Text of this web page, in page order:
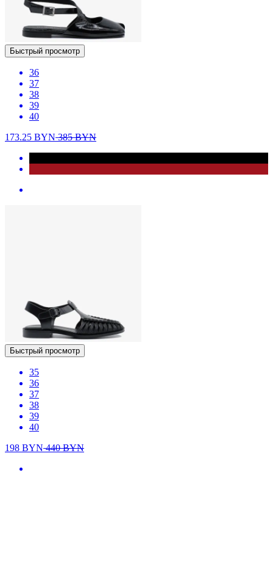
Быстрый просмотр
36
37
38
39
40
173.25 BYN385BYN
Быстрый просмотр
35
36
37
38
39
40
198 BYN440BYN